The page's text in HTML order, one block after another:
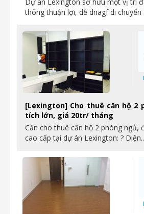
thông thuận lợi, dễ dnagf di chuyển
[Lexington] Cho thuê căn hộ 2
tích lớn, giá 20tr/ tháng
Cần cho thuê căn hộ 2 phòng ngủ,
cao cấp tại dự án Lexington: ?